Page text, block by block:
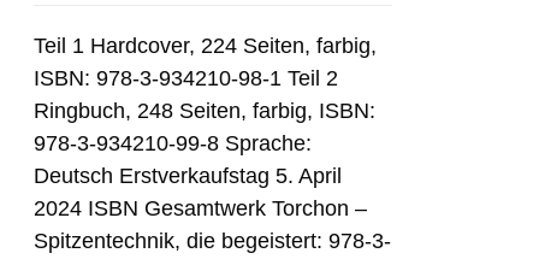
Teil 1 Hardcover, 224 Seiten, farbig,
ISBN: 978-3-934210-98-1 Teil 2
Ringbuch, 248 Seiten, farbig, ISBN:
978-3-934210-99-8 Sprache:
Deutsch Erstverkaufstag 5. April
2024 ISBN Gesamtwerk Torchon –
Spitzentechnik, die begeistert: 978-3-